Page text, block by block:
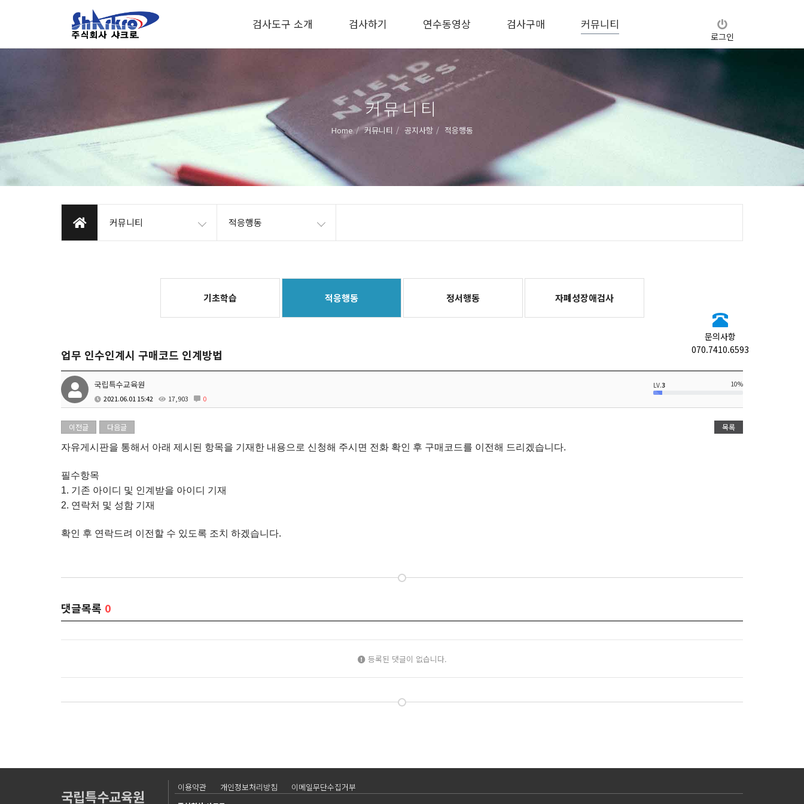
문의사항
070.7410.6593
검사도구 소개 검사하기 연수동영상 검사구매 커뮤니티
로그인
커뮤니티
Home 커뮤니티 공지사항 적응행동
커뮤니티 적응행동
기초학습 적응행동 정서행동 자폐성장애검사
업무 인수인계시 구매코드 인계방법
국립특수교육원
2021.06.01 15:42 17,903 0
LV.3 10%
이전글 다음글
목록
자유게시판을 통해서 아래 제시된 항목을 기재한 내용으로 신청해 주시면 전화 확인 후 구매코드를 이전해 드리겠습니다.
필수항목
1. 기존 아이디 및 인계받을 아이디 기재
2. 연락처 및 성함 기재
확인 후 연락드려 이전할 수 있도록 조치 하겠습니다.
댓글목록 0
등록된 댓글이 없습니다.
국립특수교육원 이용약관 개인정보처리방침 이메일무단수집거부